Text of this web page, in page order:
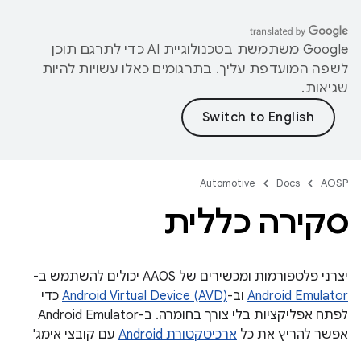
‫Google משתמשת בטכנולוגיית AI כדי לתרגם תוכן
לשפה המועדפת עליך. בתרגומים כאלו עשויות להיות
שגיאות.
AOSP
Docs
Automotive
סקירה כללית
יצרני פלטפורמות ומכשירים של AAOS יכולים להשתמש ב-
Android Emulator וב-Android Virtual Device (AVD) כדי
לפתח אפליקציות בלי צורך בחומרה. ב-Android Emulator
אפשר להריץ את כל ארכיטקטורת Android
עם קובצי אימג'